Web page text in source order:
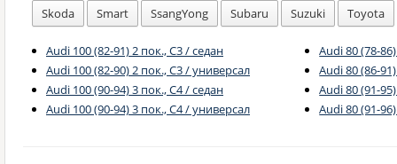
Skoda
Smart SsangYong Subaru Suzuki Toyota
Audi 100 (82-91) 2 пок., C3 / седан
Audi 100 (82-90) 2 пок., C3 / универсал
Audi 100 (90-94) 3 пок., C4 / седан
Audi 100 (90-94) 3 пок., C4 / универсал
Audi 80 (78-
Audi 80 (86-
Audi 80 (91-
Audi 80 (91-